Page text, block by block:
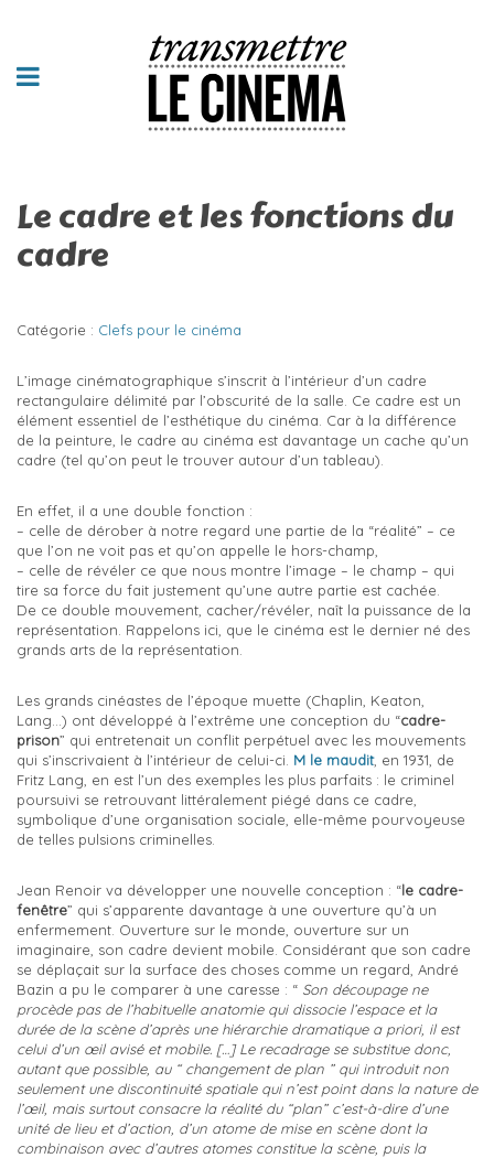
Le cadre et les fonctions du
cadre
Catégorie : Clefs pour le cinéma
L’image cinématographique s’inscrit à l’intérieur d’un cadre
rectangulaire délimité par l’obscurité de la salle. Ce cadre est un
élément essentiel de l’esthétique du cinéma. Car à la différence
de la peinture, le cadre au cinéma est davantage un cache qu’un
cadre (tel qu’on peut le trouver autour d’un tableau).
En effet, il a une double fonction :
– celle de dérober à notre regard une partie de la “réalité” – ce
que l’on ne voit pas et qu’on appelle le hors-champ,
– celle de révéler ce que nous montre l’image – le champ – qui
tire sa force du fait justement qu’une autre partie est cachée.
De ce double mouvement, cacher/révéler, naît la puissance de la
représentation. Rappelons ici, que le cinéma est le dernier né des
grands arts de la représentation.
Les grands cinéastes de l’époque muette (Chaplin, Keaton,
Lang…) ont développé à l’extrême une conception du “cadre-
prison” qui entretenait un conflit perpétuel avec les mouvements
qui s’inscrivaient à l’intérieur de celui-ci. M le maudit, en 1931, de
Fritz Lang, en est l’un des exemples les plus parfaits : le criminel
poursuivi se retrouvant littéralement piégé dans ce cadre,
symbolique d’une organisation sociale, elle-même pourvoyeuse
de telles pulsions criminelles.
Jean Renoir va développer une nouvelle conception : “le cadre-
fenêtre” qui s’apparente davantage à une ouverture qu’à un
enfermement. Ouverture sur le monde, ouverture sur un
imaginaire, son cadre devient mobile. Considérant que son cadre
se déplaçait sur la surface des choses comme un regard, André
Bazin a pu le comparer à une caresse : “ Son découpage ne
procède pas de l’habituelle anatomie qui dissocie l’espace et la
durée de la scène d’après une hiérarchie dramatique a priori, il est
celui d’un œil avisé et mobile. […] Le recadrage se substitue donc,
autant que possible, au “ changement de plan ” qui introduit non
seulement une discontinuité spatiale qui n’est point dans la nature de
l’œil, mais surtout consacre la réalité du “plan” c’est-à-dire d’une
unité de lieu et d’action, d’un atome de mise en scène dont la
combinaison avec d’autres atomes constitue la scène, puis la